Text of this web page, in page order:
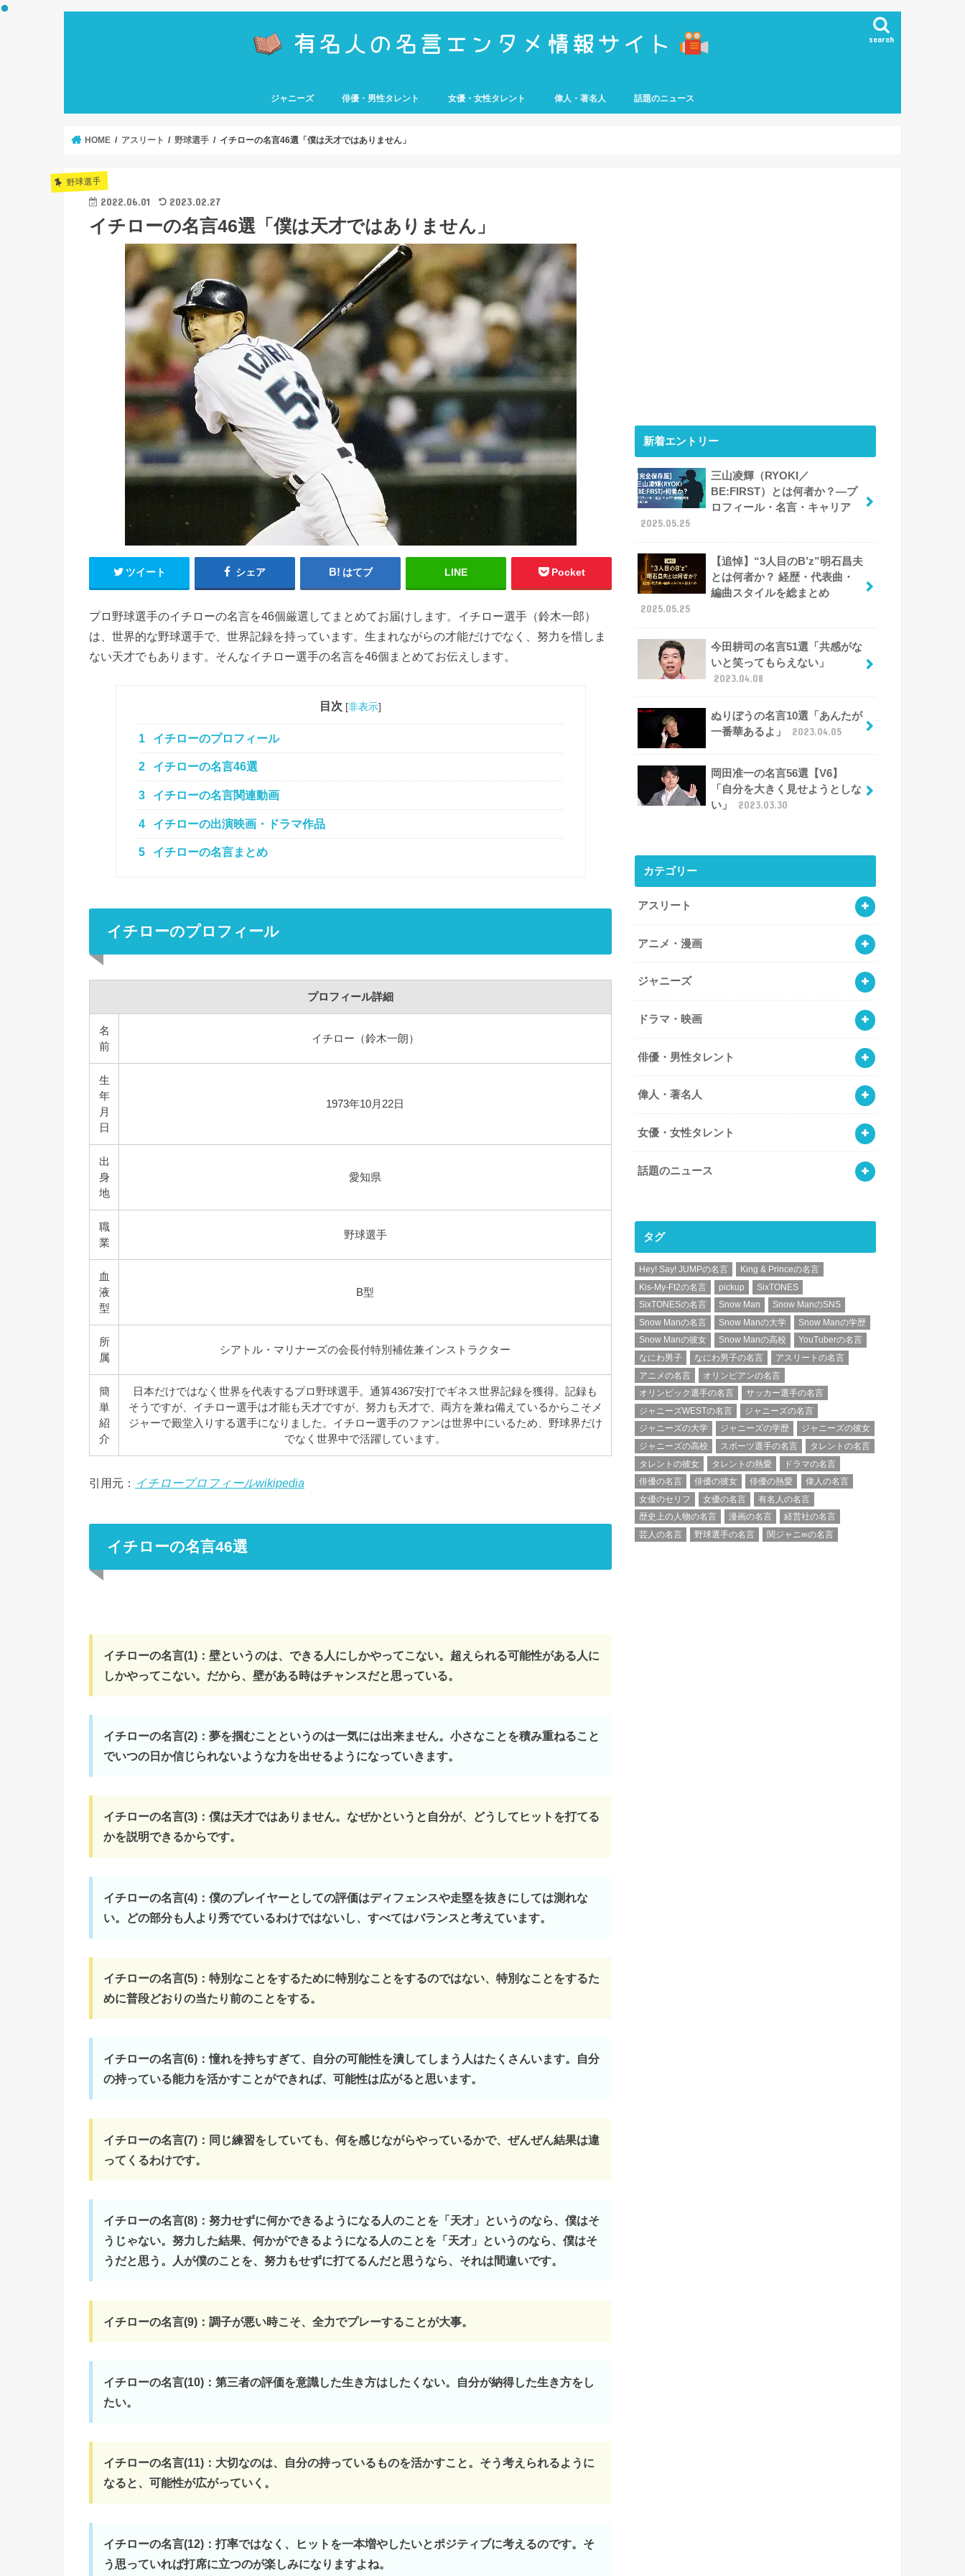
search
ジャニーズ 俳優・男性タレント 女優・女性タレント 偉人・著名人 話題のニュース
HOME アスリート 野球選手 イチローの名言46選「僕は天才ではありません」
野球選手
2022.06.01 2023.02.27
イチローの名言46選「僕は天才ではありません」
ツイート シェア はてブ LINE Pocket
プロ野球選手のイチローの名言を46個厳選してまとめてお届けします。イチロー選手（鈴木一郎）
は、世界的な野球選手で、世界記録を持っています。生まれながらの才能だけでなく、努力を惜しま
ない天才でもあります。そんなイチロー選手の名言を46個まとめてお伝えします。
目次 [非表示]
1 イチローのプロフィール
2 イチローの名言46選
3 イチローの名言関連動画
4 イチローの出演映画・ドラマ作品
5 イチローの名言まとめ
イチローのプロフィール
プロフィール詳細
名
前
イチロー（鈴木一朗）
生
年
月
日
1973年10月22日
出
身
地
愛知県
職
業
野球選手
血
液
型
B型
所
属
シアトル・マリナーズの会長付特別補佐兼インストラクター
簡
単
紹
介
日本だけではなく世界を代表するプロ野球選手。通算4367安打でギネス世界記録を獲得。記録も
そうですが、イチロー選手は才能も天才ですが、努力も天才で、両方を兼ね備えているからこそメ
ジャーで殿堂入りする選手になりました。イチロー選手のファンは世界中にいるため、野球界だけ
でなく世界中で活躍しています。
引用元： イチロープロフィールwikipedia
イチローの名言46選
イチローの名言(1)：壁というのは、できる人にしかやってこない。超えられる可能性がある人に
しかやってこない。だから、壁がある時はチャンスだと思っている。
イチローの名言(2)：夢を掴むことというのは一気には出来ません。小さなことを積み重ねること
でいつの日か信じられないような力を出せるようになっていきます。
イチローの名言(3)：僕は天才ではありません。なぜかというと自分が、どうしてヒットを打てる
かを説明できるからです。
イチローの名言(4)：僕のプレイヤーとしての評価はディフェンスや走塁を抜きにしては測れな
い。どの部分も人より秀でているわけではないし、すべてはバランスと考えています。
イチローの名言(5)：特別なことをするために特別なことをするのではない、特別なことをするた
めに普段どおりの当たり前のことをする。
イチローの名言(6)：憧れを持ちすぎて、自分の可能性を潰してしまう人はたくさんいます。自分
の持っている能力を活かすことができれば、可能性は広がると思います。
イチローの名言(7)：同じ練習をしていても、何を感じながらやっているかで、ぜんぜん結果は違
ってくるわけです。
イチローの名言(8)：努力せずに何かできるようになる人のことを「天才」というのなら、僕はそ
うじゃない。努力した結果、何かができるようになる人のことを「天才」というのなら、僕はそ
うだと思う。人が僕のことを、努力もせずに打てるんだと思うなら、それは間違いです。
イチローの名言(9)：調子が悪い時こそ、全力でプレーすることが大事。
イチローの名言(10)：第三者の評価を意識した生き方はしたくない。自分が納得した生き方をし
たい。
イチローの名言(11)：大切なのは、自分の持っているものを活かすこと。そう考えられるように
なると、可能性が広がっていく。
イチローの名言(12)：打率ではなく、ヒットを一本増やしたいとポジティブに考えるのです。そ
う思っていれば打席に立つのが楽しみになりますよね。
新着エントリー
三山凌輝（RYOKI／
BE:FIRST）とは何者か？―プ
ロフィール・名言・キャリア
2025.05.25
【追悼】“3人目のB’z”明石昌夫
とは何者か？ 経歴・代表曲・
編曲スタイルを総まとめ
2025.05.25
今田耕司の名言51選「共感がな
いと笑ってもらえない」
2023.04.08
ぬりぼうの名言10選「あんたが
一番華あるよ」
2023.04.05
岡田准一の名言56選【V6】
「自分を大きく見せようとしな
い」
2023.03.30
カテゴリー
アスリート
アニメ・漫画
ジャニーズ
ドラマ・映画
俳優・男性タレント
偉人・著名人
女優・女性タレント
話題のニュース
タグ
Hey! Say! JUMPの名言
King & Princeの名言
Kis-My-Ft2の名言
pickup
SixTONES
SixTONESの名言
Snow Man
Snow ManのSNS
Snow Manの名言
Snow Manの大学
Snow Manの学歴
Snow Manの彼女
Snow Manの高校
YouTuberの名言
なにわ男子
なにわ男子の名言
アスリートの名言
アニメの名言
オリンピアンの名言
オリンピック選手の名言
サッカー選手の名言
ジャニーズWESTの名言
ジャニーズの名言
ジャニーズの大学
ジャニーズの学歴
ジャニーズの彼女
ジャニーズの高校
スポーツ選手の名言
タレントの名言
タレントの彼女
タレントの熱愛
ドラマの名言
俳優の名言
俳優の彼女 俳優の熱愛
偉人の名言
女優のセリフ
女優の名言
有名人の名言
歴史上の人物の名言
漫画の名言
経営社の名言
芸人の名言
野球選手の名言 関ジャニ∞の名言